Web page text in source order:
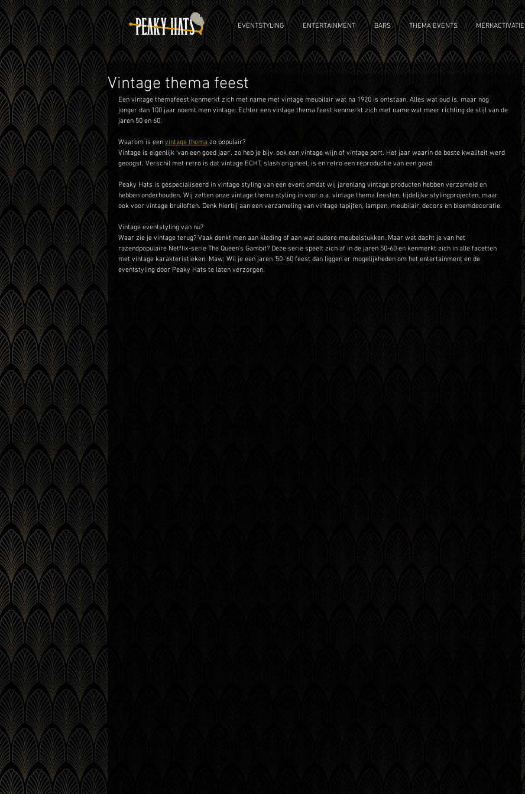
EVENTSTYLING ENTERTAINMENT BARS THEMA EVENTS MERKACTIVATIE
Vintage thema feest
Een vintage themafeest kenmerkt zich met name met vintage meubilair wat na 1920 is ontstaan. Alles wat oud is, maar nog
jonger dan 100 jaar noemt men vintage. Echter een vintage thema feest kenmerkt zich met name wat meer richting de stijl van de
jaren 50 en 60.
Waarom is een vintage thema zo populair?
Vintage is eigenlijk 'van een goed jaar', zo heb je bijv. ook een vintage wijn of vintage port. Het jaar waarin de beste kwaliteit werd
geoogst. Verschil met retro is dat vintage ECHT, slash origineel, is en retro een reproductie van een goed.
Peaky Hats is gespecialiseerd in vintage styling van een event omdat wij jarenlang vintage producten hebben verzameld en
hebben onderhouden. Wij zetten onze vintage thema styling in voor o.a. vintage thema feesten, tijdelijke stylingprojecten, maar
ook voor vintage bruiloften. Denk hierbij aan een verzameling van vintage tapijten, lampen, meubilair, decors en bloemdecoratie.
Vintage eventstyling van nu?
Waar zie je vintage terug? Vaak denkt men aan kleding of aan wat oudere meubelstukken. Maar wat dacht je van het
razendpopulaire Netflix-serie The Queen's Gambit? Deze serie speelt zich af in de jaren 50-60 en kenmerkt zich in alle facetten
met vintage karakteristieken. Maw: Wil je een jaren '50-'60 feest dan liggen er mogelijkheden om het entertainment en de
eventstyling door Peaky Hats te laten verzorgen.